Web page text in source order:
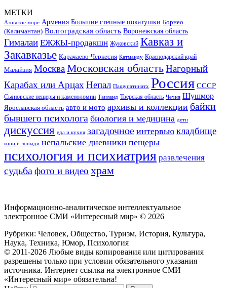
МЕТКИ
Азовское море Армения Большие степные покатушки Борнео
(Калимантан) Волгоградская область Воронежская область
Гималаи ЕЖЖЫ-продакшн Жуковский Кавказ и
Закавказье Карачаево-Черкесия Катманду Краснодарский край
Малайзия МоскваМосковская областьНагорный
Карабах или Арцах Непал Пашупатинатх Россия СССР
Сьяновские пещеры и каменоломни Таиланд Тверская область Чечня Шушмор
Ярославская область авто и мото архивы и коллекции байки
бывшего психолога биология и медицина дети
дискуссия еда и кухня загадочное интервью кладбище
кони и лошади непальские дневники пещеры
психология и психиатрия развлечения
судьба фото и видео храм
Информационно-аналитическое интеллектуальное
электронное СМИ «Интересный мир» © 2026
Рубрики: Человек, Общество, Туризм, История, Культура,
Наука, Техника, Юмор, Психология
© 2011-2026 Любые виды копирования или цитирования
разрешены только при условии обязательного указания
источника. Интернет ссылка на электронное СМИ
«Интересный мир» обязательна!